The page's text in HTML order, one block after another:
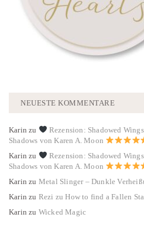
NEUESTE KOMMENTARE
Karin zu
Rezension: Shadowed
Shadows von Karen A. Moon
Karin zu
Rezension: Shadowed
Shadows von Karen A. Moon
Karin zu Metal Slinger – Dunkle
Karin zu Rezi zu How to find a Fallen
Karin zu Wicked Magic